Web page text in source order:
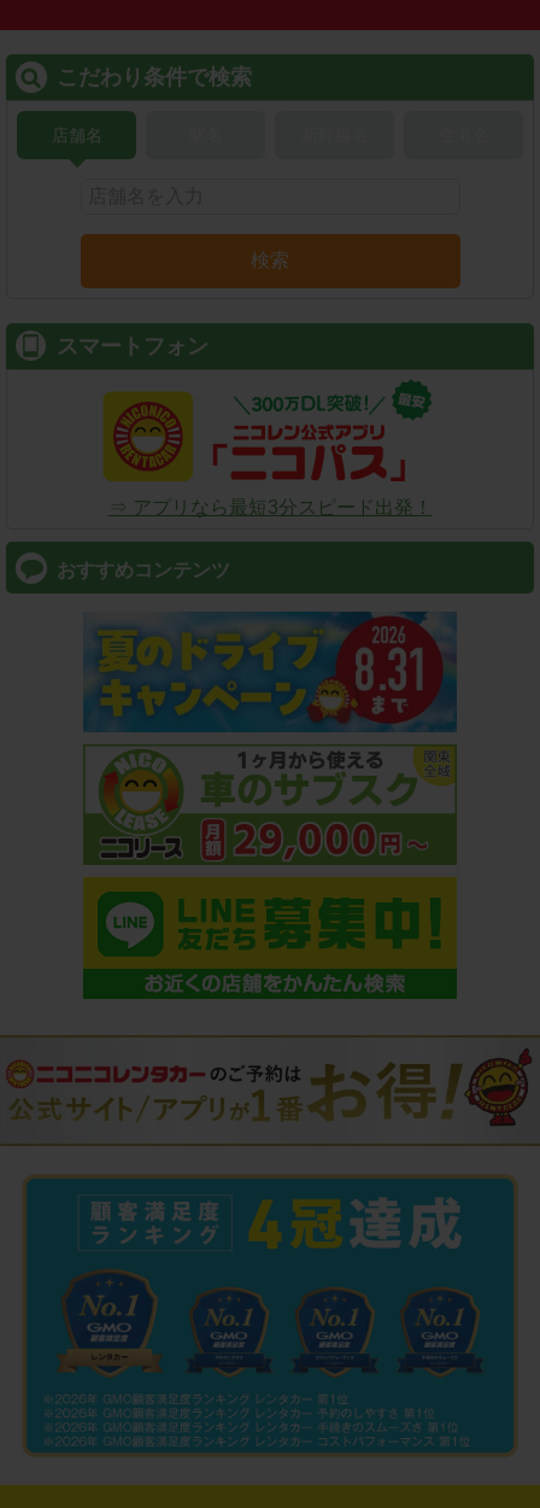
こだわり条件で検索
店舗名
検索
スマートフォン
⇒ アプリなら最短3分スピード出発！
おすすめコンテンツ